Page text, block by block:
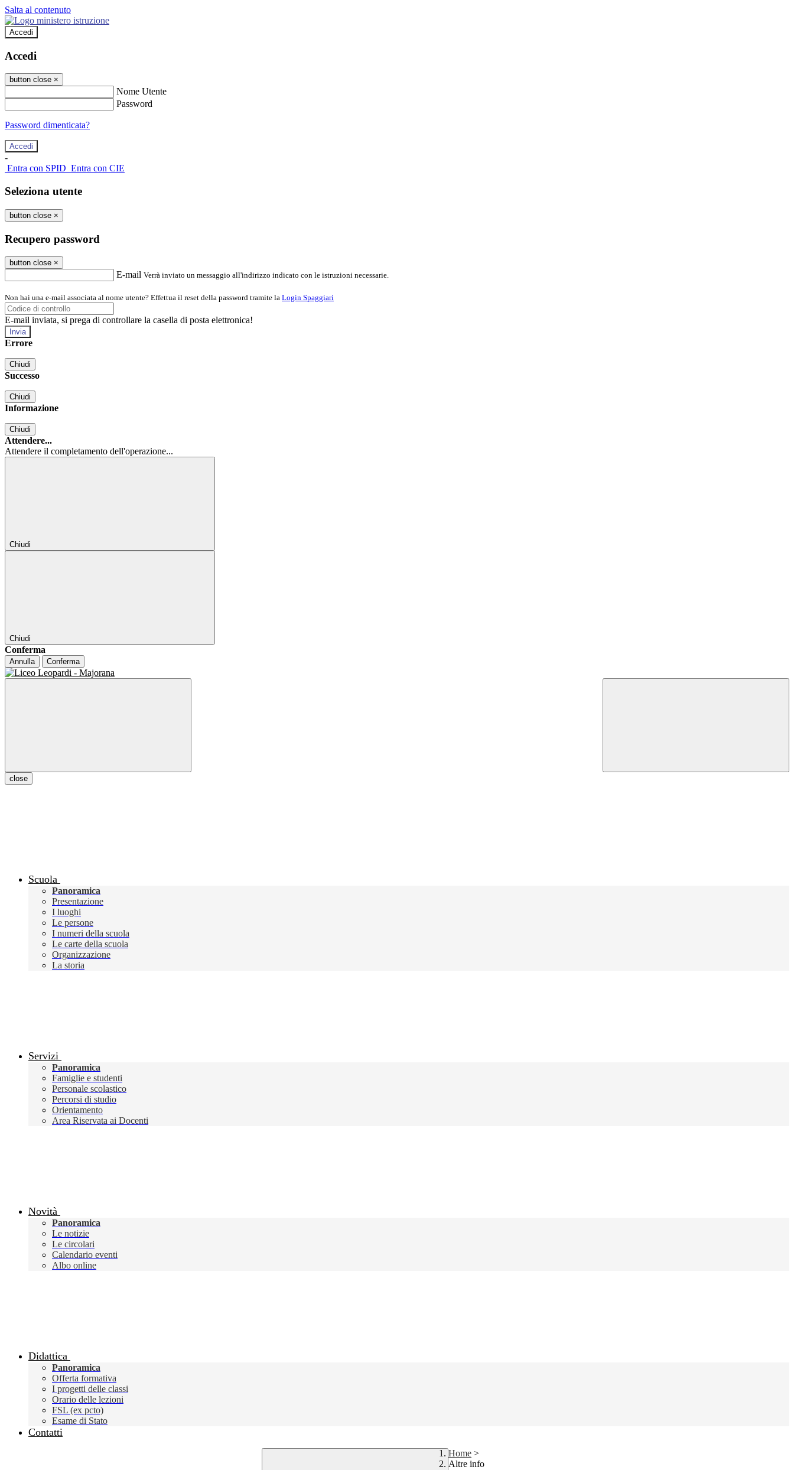
Salta al contenuto
Accedi
Accedi
button close ×
Nome Utente
Password
Password dimenticata?
-
Entra con SPID Entra con CIE
Seleziona utente
button close ×
Recupero password
button close ×
E-mail Verrà inviato un messaggio all'indirizzo indicato con le istruzioni necessarie.
Non hai una e-mail associata al nome utente? Effettua il reset della password tramite la Login Spaggiari
E-mail inviata, si prega di controllare la casella di posta elettronica!
Errore
Chiudi
Successo
Chiudi
Informazione
Chiudi
Attendere...
Attendere il completamento dell'operazione...
Chiudi
Chiudi
Conferma
Annulla Conferma
close
Scuola
Panoramica
Presentazione
I luoghi
Le persone
I numeri della scuola
Le carte della scuola
Organizzazione
La storia
Servizi
Panoramica
Famiglie e studenti
Personale scolastico
Percorsi di studio
Orientamento
Area Riservata ai Docenti
Novità
Panoramica
Le notizie
Le circolari
Calendario eventi
Albo online
Didattica
Panoramica
Offerta formativa
I progetti delle classi
Orario delle lezioni
FSL (ex pcto)
Esame di Stato
Contatti
Home >
Altre info